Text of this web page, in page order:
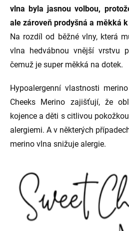
vlna byla jasnou volbou,
ale zároveň prodyšná a měkká
Na rozdíl od běžné vlny, která
vlna hedvábnou vnější vrstvu
čemuž je super měkká na dotek.
Hypoalergenní vlastnosti
Cheeks Merino zajišťují, že
kojence a děti s citlivou
alergiemi. A v některých
merino vlna snižuje alergie.